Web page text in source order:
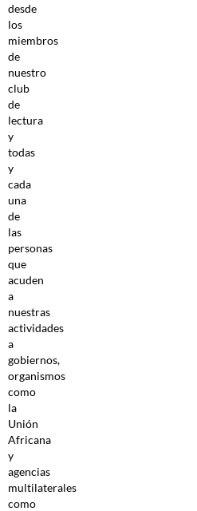
desde
los
miembros
de
nuestro
club
de
lectura
y
todas
y
cada
una
de
las
personas
que
acuden
a
nuestras
actividades
a
gobiernos,
organismos
como
la
Unión
Africana
y
agencias
multilaterales
como